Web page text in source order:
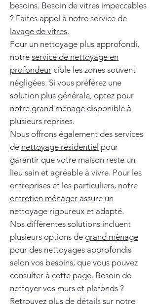
besoins. Besoin de vitres impeccables
? Faites appel à notre service de
lavage de vitres.
Pour un nettoyage plus approfondi,
notre service de nettoyage en
profondeur cible les zones souvent
négligées. Si vous préférez une
solution plus générale, optez pour
notre grand ménage disponible à
plusieurs reprises.
Nous offrons également des services
de nettoyage résidentiel pour
garantir que votre maison reste un
lieu sain et agréable à vivre. Pour les
entreprises et les particuliers, notre
entretien ménager assure un
nettoyage rigoureux et adapté.
Nos différentes solutions incluent
plusieurs options de grand ménage
pour des nettoyages approfondis
selon vos besoins, que vous pouvez
consulter à cette page. Besoin de
nettoyer vos murs et plafonds ?
Retrouvez plus de détails sur notre